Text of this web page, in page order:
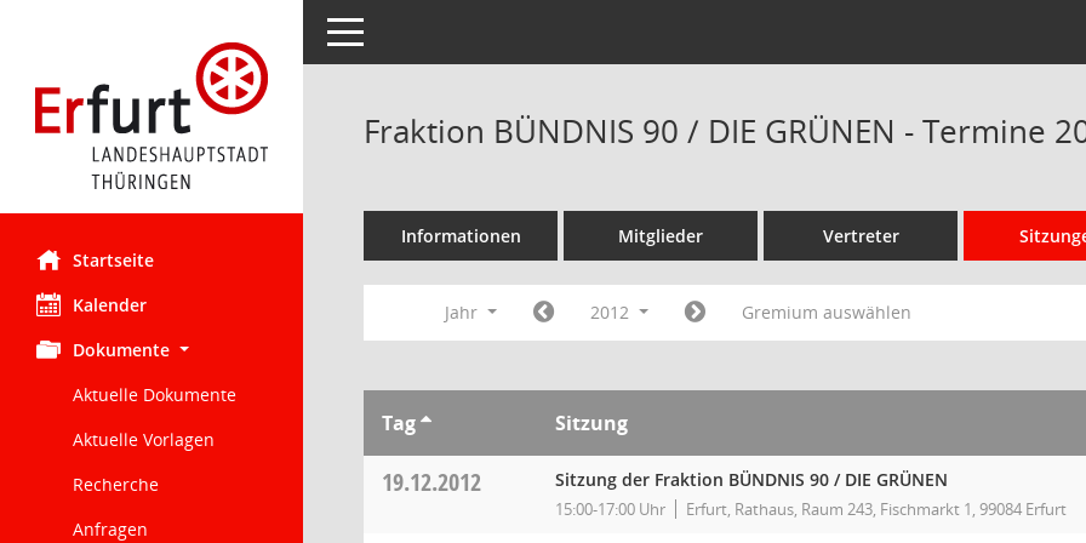
Startseite
Kalender
Dokumente
Aktuelle Dokumente
Aktuelle Vorlagen
Recherche
Anfragen
Toggle navigation
Fraktion BÜNDNIS 90 / DIE GRÜNEN - Termine
Informationen Mitglieder Vertreter
Jahr 2012 Gremium auswählen
Tag Sitzung
19.12.2012 Sitzung der Fraktion BÜNDNIS 90 / DIE GRÜNEN
15:00-17:00 Uhr Erfurt, Rathaus, Raum 243, Fischmarkt 1, 99084 Erfurt